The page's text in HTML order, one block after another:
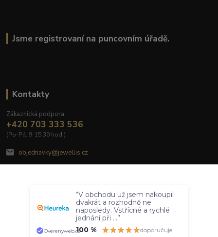
Jsme registrovaní na puncovním úřadě.
Kontakty
Zákaznická podpora
+420 703 333 536
(Po-Pá, 9-15:30 hod.)
objednavky@jewellis.cz
© 2020 Jewellis.cz
Vytvořeno na
Eshop-rychle.cz
Nastavení Souhlasím
Souhlas můžete odmítnout
“V obchodu už jsem nakoupil
dvakrát a rozhodně ne
naposledy. Vstřícné a rychlé
jednání při ...”
100 %
doporučuje
Overenyweb.cz